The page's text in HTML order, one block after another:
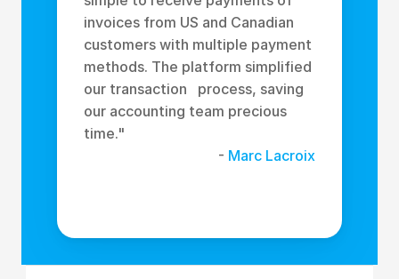
invoices from US and Canadian
customers with multiple payment
methods. The platform simplified
our transaction   process, saving
our accounting team precious
time."
- Marc Lacroix